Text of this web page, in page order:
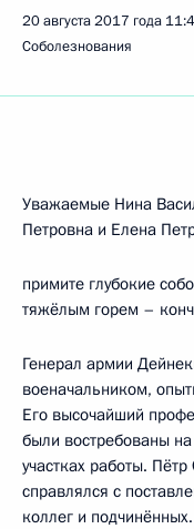
20 августа 2017 года
Соболезнования
Уважаемые Нина
Петровна и Елена
примите глубокие
тяжёлым горем –
Генерал армии
военачальником,
Его высочайший
были востребованы
участках работы.
справлялся с
коллег и подчинённых.